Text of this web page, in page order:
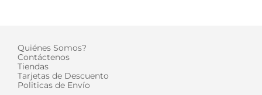
Quiénes Somos?
Contáctenos
Tiendas
Tarjetas de Descuento
Politicas de Envío